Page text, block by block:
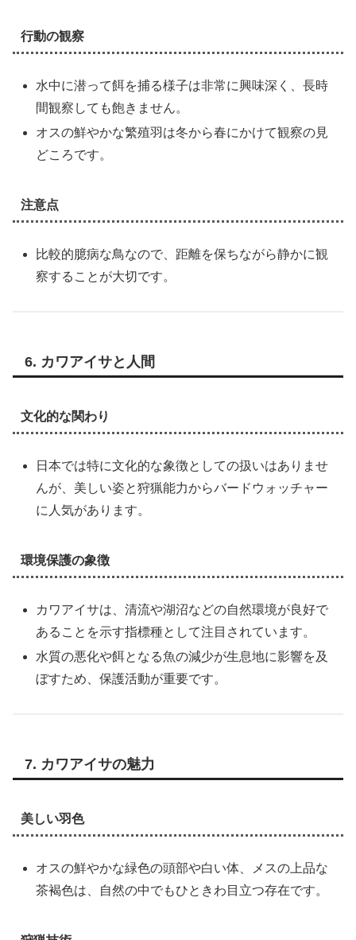
行動の観察
水中に潜って餌を捕る様子は非常に興味深く、長時
間観察しても飽きません。
オスの鮮やかな繁殖羽は冬から春にかけて観察の見
どころです。
注意点
比較的臆病な鳥なので、距離を保ちながら静かに観
察することが大切です。
6. カワアイサと人間
文化的な関わり
日本では特に文化的な象徴としての扱いはありませ
んが、美しい姿と狩猟能力からバードウォッチャー
に人気があります。
環境保護の象徴
カワアイサは、清流や湖沼などの自然環境が良好で
あることを示す指標種として注目されています。
水質の悪化や餌となる魚の減少が生息地に影響を及
ぼすため、保護活動が重要です。
7. カワアイサの魅力
美しい羽色
オスの鮮やかな緑色の頭部や白い体、メスの上品な
茶褐色は、自然の中でもひときわ目立つ存在です。